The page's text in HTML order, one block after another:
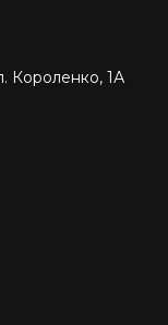
Короленко, 1А